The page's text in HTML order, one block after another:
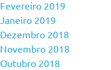
Fevereiro 2019
Janeiro 2019
Dezembro 2018
Novembro 2018
Outubro 2018